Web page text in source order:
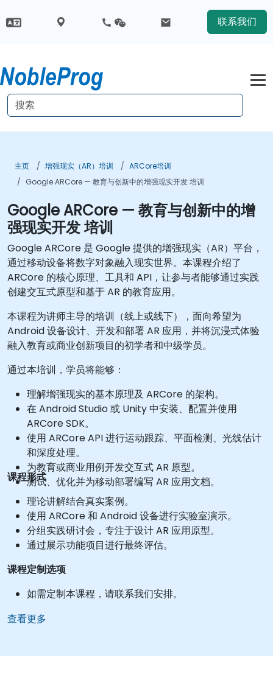
联系我们
主页 增强现实（AR）培训
ARCore培训
Google ARCore — 教育与创新中的增强现实开发 培训
Google ARCore — 教育与创新中的增
强现实开发 培训
Google ARCore 是 Google 提供的增强现实（AR）平台，
通过移动设备将数字对象融入现实世界。本课程介绍了
ARCore 的核心原理、工具和 API，让参与者能够通过实践
创建交互式原型和基于 AR 的教育应用。
本课程为讲师主导的培训（线上或线下），面向希望为
Android 设备设计、开发和部署 AR 应用，并将沉浸式体验
融入教育或商业创新项目的初学者和中级学员。
通过本培训，学员将能够：
理解增强现实的基本原理及 ARCore 的架构。
在 Android Studio 或 Unity 中安装、配置并使用
ARCore SDK。
使用 ARCore API 进行运动跟踪、平面检测、光线估计
和深度处理。
为教育或商业用例开发交互式 AR 原型。
测试、优化并为移动部署编写 AR 应用文档。
课程形式
理论讲解结合真实案例。
使用 ARCore 和 Android 设备进行实验室演示。
分组实践研讨会，专注于设计 AR 应用原型。
通过展示功能项目进行最终评估。
课程定制选项
如需定制本课程，请联系我们安排。
查看更多